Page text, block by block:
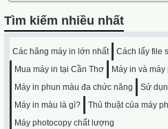
Tìm kiếm nhiều nhất
Các hãng máy in lớn nhất
Cách lấy file
Mua máy in tại Cần Thơ
Máy in và
Máy in phun màu đa chức năng
Sử
Máy in màu là gì?
Thủ thuật của máy
Máy photocopy chất lượng